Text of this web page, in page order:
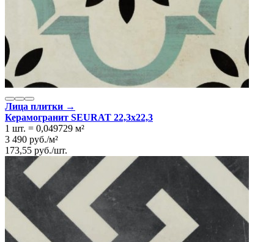
Лица плитки →
Керамогранит SEURAT 22,3x22,3
1 шт. = 0,049729 м²
3 490 руб./м²
173,55 руб./шт.